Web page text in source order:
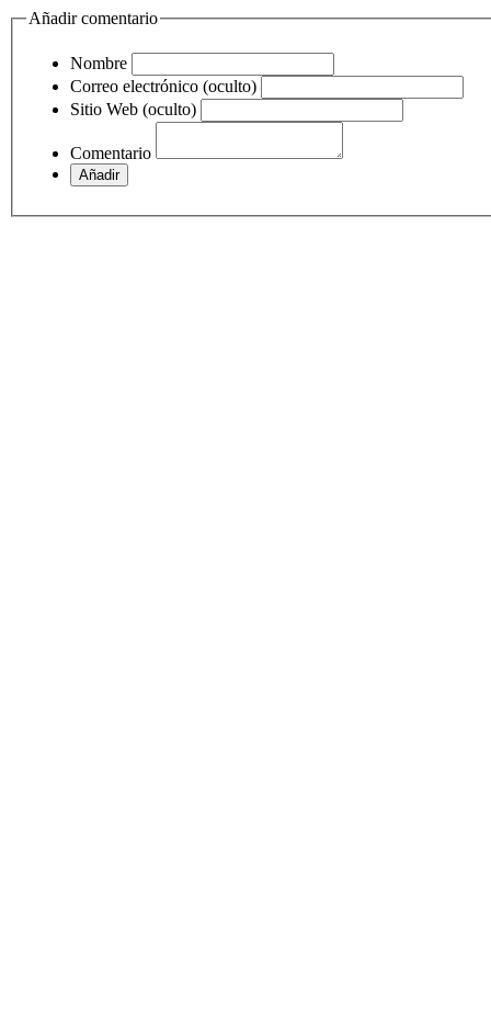
Añadir comentario
Nombre
Correo electrónico (oculto)
Sitio Web (oculto)
Comentario